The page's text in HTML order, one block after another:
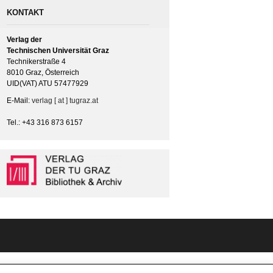
KONTAKT
Verlag der
Technischen Universität Graz
Technikerstraße 4
8010 Graz, Österreich
UID(VAT) ATU 57477929
E-Mail: verlag [ at ] tugraz.at
Tel.: +43 316 873 6157